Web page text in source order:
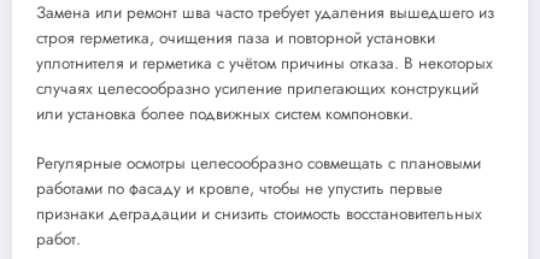
Замена или ремонт шва часто требует удаления вышедшего из
строя герметика, очищения паза и повторной установки
уплотнителя и герметика с учётом причины отказа. В некоторых
случаях целесообразно усиление прилегающих конструкций
или установка более подвижных систем компоновки.
Регулярные осмотры целесообразно совмещать с плановыми
работами по фасаду и кровле, чтобы не упустить первые
признаки деградации и снизить стоимость восстановительных
работ.